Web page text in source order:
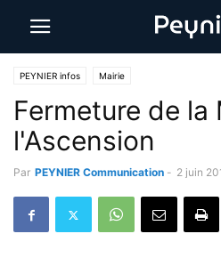
PEYNIER infos Mairie
Fermeture de la
l'Ascension
Par PEYNIER Communication - 2 juin